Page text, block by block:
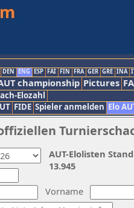
DEN ENG ESP FAI FIN FRA GER GRE INA
championship Pictures
Elozahl
FIDE Spieler anmelden Elo
Vorname
AUT-Elolisten
13.945